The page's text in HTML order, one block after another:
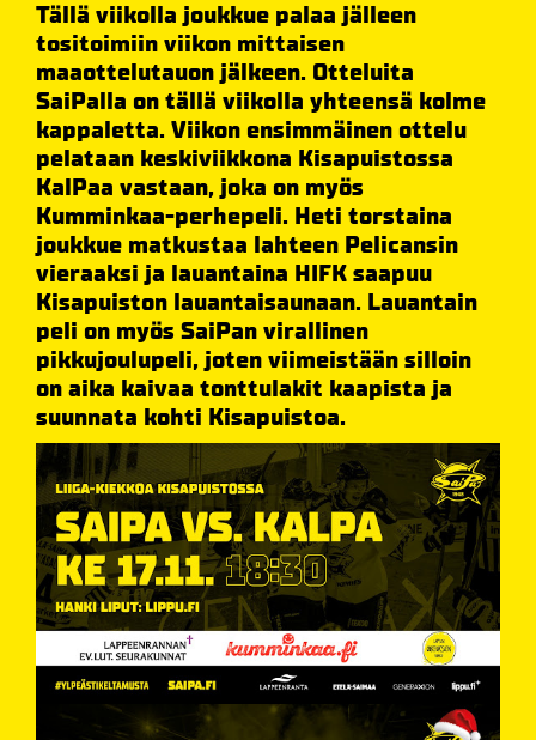
Tällä viikolla joukkue palaa jälleen
tositoimiin viikon mittaisen
maaottelutauon jälkeen. Otteluita
SaiPalla on tällä viikolla yhteensä kolme
kappaletta. Viikon ensimmäinen ottelu
pelataan keskiviikkona Kisapuistossa
KalPaa vastaan, joka on myös
Kumminkaa-perhepeli. Heti torstaina
joukkue matkustaa lahteen Pelicansin
vieraaksi ja lauantaina HIFK saapuu
Kisapuiston lauantaisaunaan. Lauantain
peli on myös SaiPan virallinen
pikkujoulupeli, joten viimeistään silloin
on aika kaivaa tonttulakit kaapista ja
suunnata kohti Kisapuistoa.